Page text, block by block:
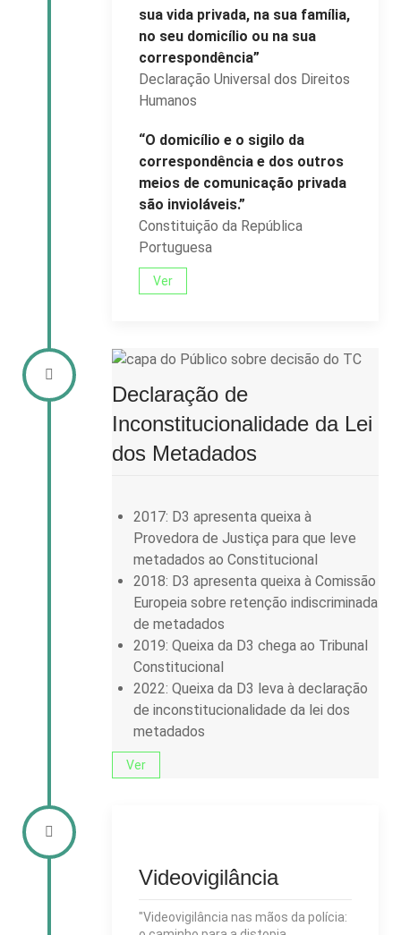
sua vida privada, na sua família,
no seu domicílio ou na sua
correspondência”
Declaração Universal dos Direitos
Humanos
“O domicílio e o sigilo da
correspondência e dos outros
meios de comunicação privada
são invioláveis.”
Constituição da República
Portuguesa
Ver
Declaração de
Inconstitucionalidade da Lei
dos Metadados
2017: D3 apresenta queixa à
Provedora de Justiça para que leve
metadados ao Constitucional
2018: D3 apresenta queixa à Comissão
Europeia sobre retenção indiscriminada
de metadados
2019: Queixa da D3 chega ao Tribunal
Constitucional
2022: Queixa da D3 leva à declaração
de inconstitucionalidade da lei dos
metadados
Ver
Videovigilância
"Videovigilância nas mãos da polícia: